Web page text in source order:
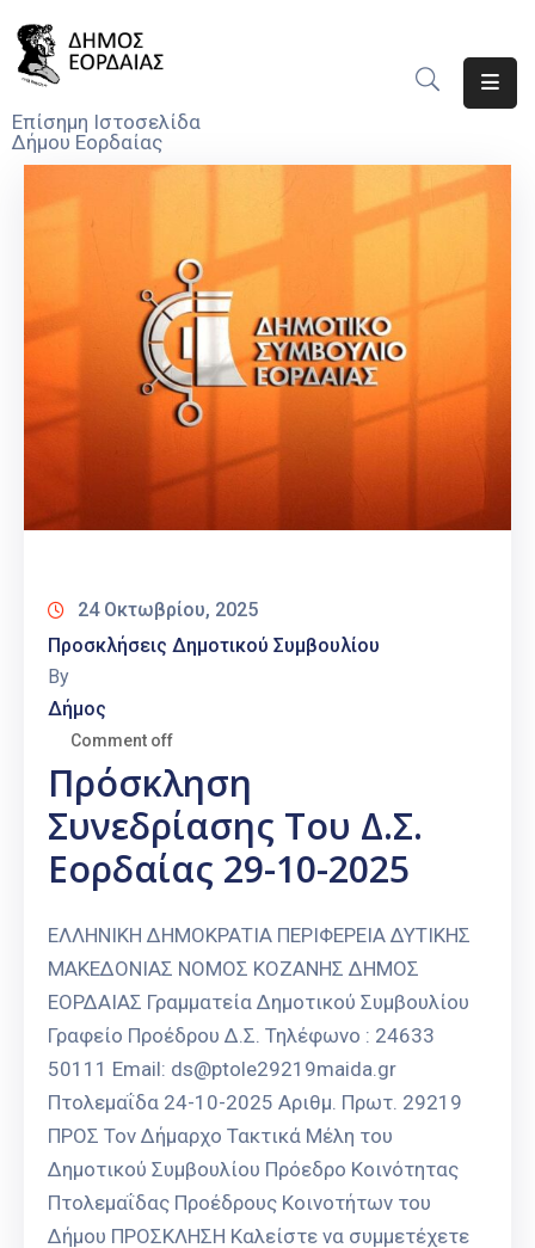
Επίσημη Ιστοσελίδα
Δήμου Εορδαίας
Ο
Του
Προσκλήσεις
Τηλέφωνα
24 Οκτωβρίου, 2025
Προσκλήσεις Δημοτικού Συμβουλίου
By
Δήμος
Comment off
Πρόσκληση
Συνεδρίασης Του Δ.Σ.
Εορδαίας 29-10-2025
ΕΛΛΗΝΙΚΗ ΔΗΜΟΚΡΑΤΙΑ ΠΕΡΙΦΕΡΕΙΑ ΔΥΤΙΚΗΣ
ΜΑΚΕΔΟΝΙΑΣ ΝΟΜΟΣ ΚΟΖΑΝΗΣ ΔΗΜΟΣ
ΕΟΡΔΑΙΑΣ Γραμματεία Δημοτικού Συμβουλίου
Γραφείο Προέδρου Δ.Σ. Τηλέφωνο : 24633
50111 Email: ds@ptole29219maida.gr
Πτολεμαΐδα 24-10-2025 Αριθμ. Πρωτ. 29219
ΠΡΟΣ Τον Δήμαρχο Τακτικά Μέλη του
Δημοτικού Συμβουλίου Πρόεδρο Κοινότητας
Πτολεμαΐδας Προέδρους Κοινοτήτων του
Δήμου ΠΡΟΣΚΛΗΣΗ Καλείστε να συμμετέχετε